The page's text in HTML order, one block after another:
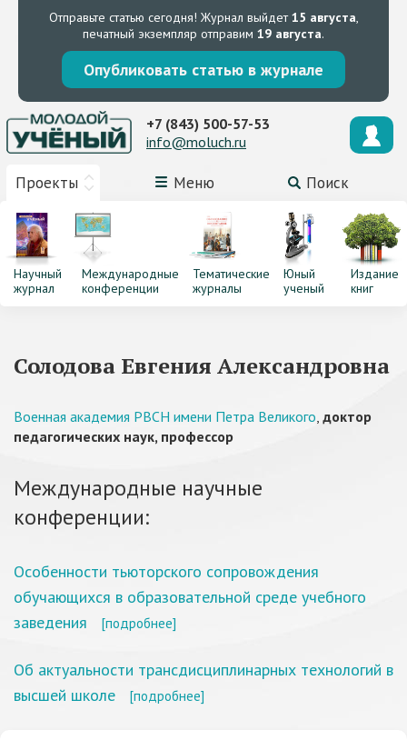
Отправьте статью сегодня! Журнал выйдет15 августа,
печатный экземпляр отправим 19 августа.
Опубликовать статью в журнале
Проекты Меню Поиск
+7 (843) 500-57-53
info@moluch.ru
Научный
журнал
Международные
конференции
Тематические
журналы
Юный
ученый
Издание
книг
Солодова Евгения Александровна
Военная академия РВСН имени Петра Великого, доктор
педагогических наук, профессор
Международные научные
конференции:
Особенности тьюторского сопровождения
обучающихся в образовательной среде учебного
заведения
[подробнее]
Об актуальности трансдисциплинарных технологий в
высшей школе
[подробнее]